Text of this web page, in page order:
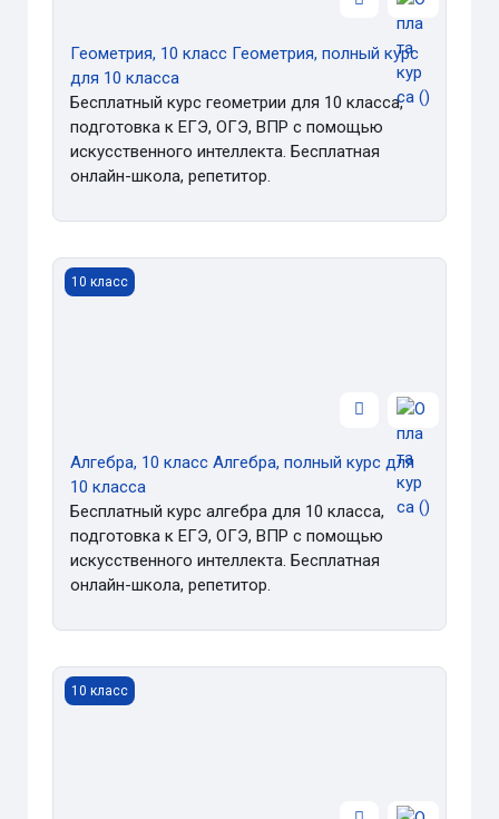
Геометрия, 10 класс Геометрия, полный курс
для 10 класса
Бесплатный курс геометрии для 10 класса,
подготовка к ЕГЭ, ОГЭ, ВПР с помощью
искусственного интеллекта. Бесплатная
онлайн-школа, репетитор.
Алгебра, 10 класс Алгебра, полный курс для 10 класса
10 класс
Алгебра, 10 класс Алгебра, полный курс для
10 класса
Бесплатный курс алгебра для 10 класса,
подготовка к ЕГЭ, ОГЭ, ВПР с помощью
искусственного интеллекта. Бесплатная
онлайн-школа, репетитор.
Химия, 10 класс Химия, полный курс для 10 класса
10 класс